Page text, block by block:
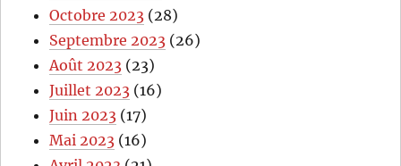
Octobre 2023 (28)
Septembre 2023 (26)
Août 2023 (23)
Juillet 2023 (16)
Juin 2023 (17)
Mai 2023 (16)